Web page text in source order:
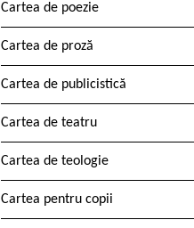
Cartea de poezie
Cartea de proză
Cartea de publicistică
Cartea de teatru
Cartea de teologie
Cartea pentru copii